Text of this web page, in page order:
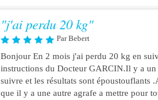
"j'ai perdu 20 kg"
Par Bebert
Bonjour En 2 mois j'ai perdu 20 kg en
instructions du Docteur GARCIN.Il y a un
suivre et les résultats sont époustouflants
que il y a une autre agrafe a mettre pour